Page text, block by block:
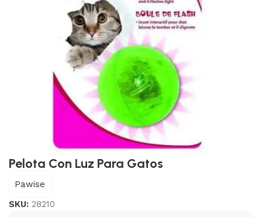
Pelota Con Luz Para Gatos
Pawise
SKU: 28210